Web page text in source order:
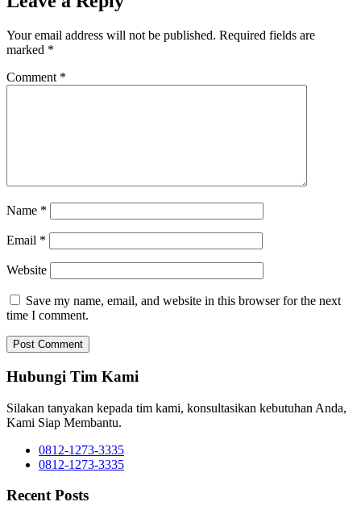
Your email address will not be published. Required fields are
marked *
Comment *
Name *
Email *
Website
Save my name, email, and website in this browser for the next
time I comment.
Hubungi Tim Kami
Silakan tanyakan kepada tim kami, konsultasikan kebutuhan Anda,
Kami Siap Membantu.
0812-1273-3335
0812-1273-3335
Recent Posts